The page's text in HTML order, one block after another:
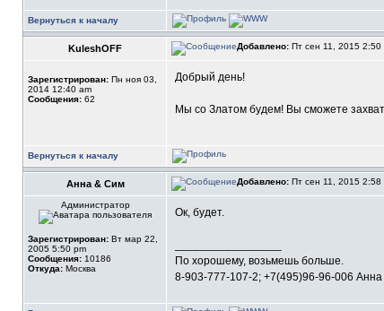
Вернуться к началу
KuleshOFF Добавлено: Пт сен 11, 2015 2:50
Зарегистрирован: Пн ноя 03,
2014 12:40 am
Сообщения: 62
Добрый день!
Мы со Златом будем! Вы сможете
Вернуться к началу
Анна & Сим Добавлено: Пт сен 11, 2015 2:58
Администратор
Зарегистрирован: Вт мар 22,
2005 5:50 pm
Сообщения: 10186
Откуда: Москва
Ок, будет.
По хорошему, возьмешь больше.
8-903-777-107-2; +7(495)96-96-006 Анна